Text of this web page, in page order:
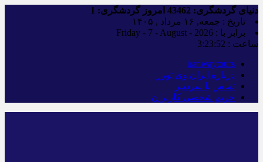
دنیای گردشگری: امروز گردشگری:
تاریخ : جمعه, ۱۶ مرداد , ۱۴۰۵
برابر با : Friday - 7 - August - 2026
ساعت : 3:23:53
iranwaytours
درباره ایران وی تورز
تماس با سردبیر
حریم شخصی کاربران